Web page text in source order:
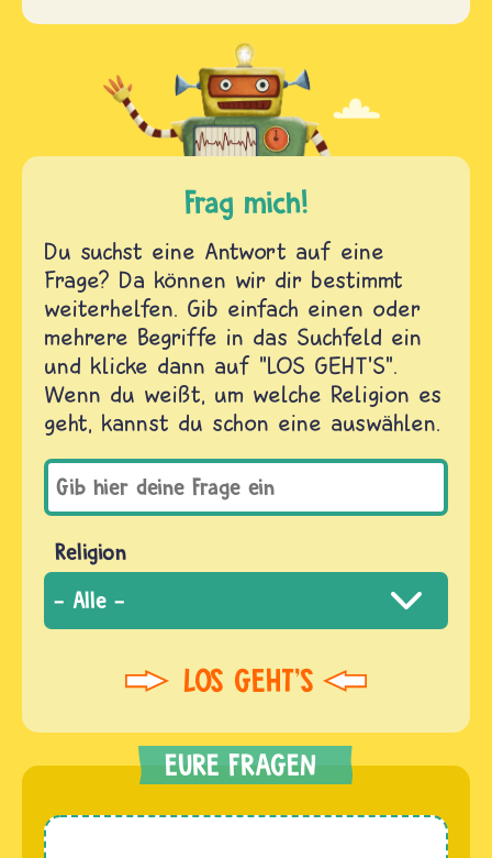
Frag mich!
Du suchst eine Antwort auf eine
Frage? Da können wir dir bestimmt
weiterhelfen. Gib einfach einen oder
mehrere Begriffe in das Suchfeld ein
und klicke dann auf "LOS GEHT'S".
Wenn du weißt, um welche Religion es
geht, kannst du schon eine auswählen.
Religion